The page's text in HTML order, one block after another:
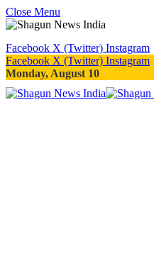
Close Menu
Facebook X (Twitter) Instagram
Facebook X (Twitter) Instagram
Monday, August 10